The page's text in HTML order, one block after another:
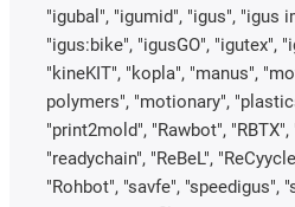
"igubal", "igumid", "igus", "igus
"igus:bike", "igusGO", "igutex",
"kineKIT", "kopla", "manus",
polymers", "motionary",
"print2mold", "Rawbot", "RBTX",
"readychain", "ReBeL",
"Rohbot", "savfe", "speedigus",